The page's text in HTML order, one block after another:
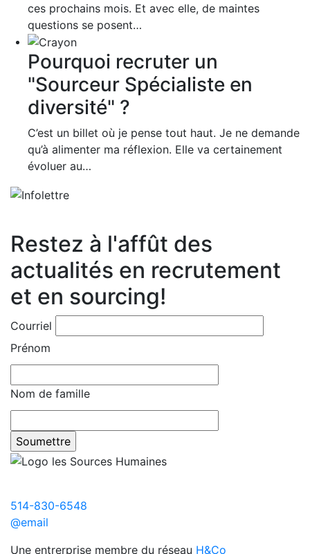
ces prochains mois. Et avec elle, de maintes
questions se posent…
Pourquoi recruter un
"Sourceur Spécialiste en
diversité" ?
C’est un billet où je pense tout haut. Je ne demande
qu’à alimenter ma réflexion. Elle va certainement
évoluer au…
Restez à l'affût des
actualités en recrutement
et en sourcing!
Courriel
Prénom
Nom de famille
514-830-6548
@email
Une entrerprise membre du réseau H&Co